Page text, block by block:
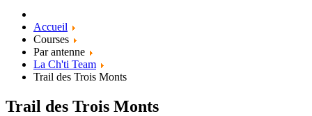
Accueil
Courses
Par antenne
La Ch'ti Team
Trail des Trois Monts
Trail des Trois Monts